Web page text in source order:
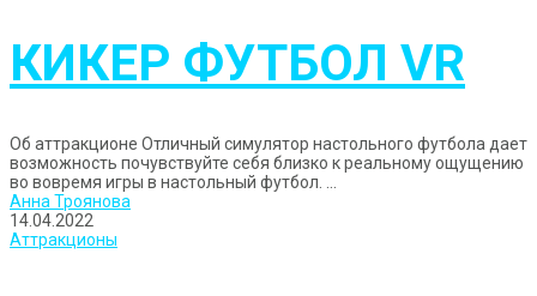
КИКЕР ФУТБОЛ VR
Об аттракционе Отличный симулятор настольного футбола дает
возможность почувствуйте себя близко к реальному ощущению
во вовремя игры в настольный футбол. ...
Анна Троянова
14.04.2022
Аттракционы